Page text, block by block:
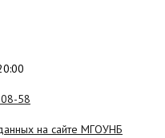
58
на сайте МГОУНБ